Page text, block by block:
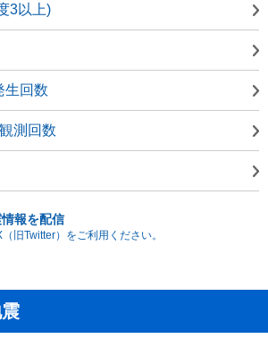
3以上)
生回数
測回数
報を配信
旧Twitter）をご利用ください。